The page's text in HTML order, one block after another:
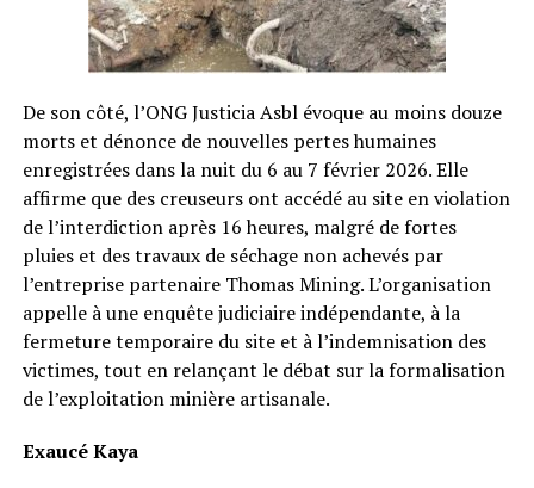
De son côté, l’ONG Justicia Asbl évoque au moins douze
morts et dénonce de nouvelles pertes humaines
enregistrées dans la nuit du 6 au 7 février 2026. Elle
affirme que des creuseurs ont accédé au site en violation
de l’interdiction après 16 heures, malgré de fortes
pluies et des travaux de séchage non achevés par
l’entreprise partenaire Thomas Mining. L’organisation
appelle à une enquête judiciaire indépendante, à la
fermeture temporaire du site et à l’indemnisation des
victimes, tout en relançant le débat sur la formalisation
de l’exploitation minière artisanale.
Exaucé Kaya